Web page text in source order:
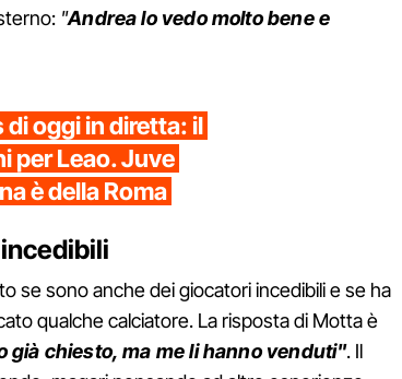
"Andrea lo vedo molto bene e
oggi in diretta: il
per Leao. Juve
è della Roma
se sono anche dei giocatori incedibili e se ha
qualche calciatore. La risposta di Motta è
già chiesto, ma me li hanno venduti". Il